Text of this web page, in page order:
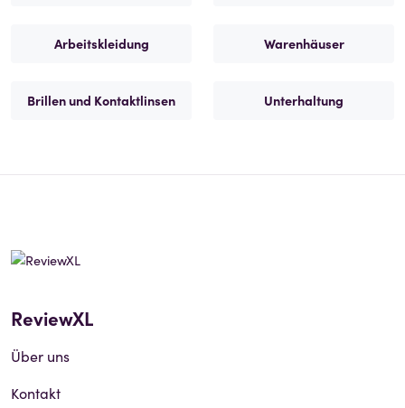
Arbeitskleidung Warenhäuser
Brillen und Kontaktlinsen Unterhaltung
ReviewXL
Über uns
Kontakt